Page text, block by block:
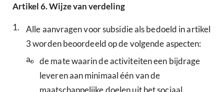
Artikel6.Wijze van verdeling
1.
Alle aanvragen voor subsidie als bedoeld in artikel
3 worden beoordeeld op de volgende aspecten:
a.
de mate waarin de activiteiten een bijdrage
leveren aan minimaal één van de
maatschappelijke doelen uit het sociaal